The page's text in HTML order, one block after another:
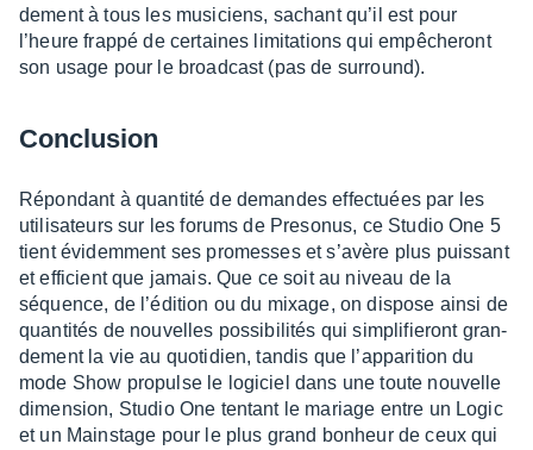
de­ment à tous les musi­ciens, sachant qu’il est pour
l’heure frappé de certaines limi­ta­tions qui empê­che­ront
son usage pour le broad­cast (pas de surround).
Conclu­sion
Répon­dant à quan­tité de demandes effec­tuées par les
utili­sa­teurs sur les forums de Preso­nus, ce Studio One 5
tient évidem­ment ses promesses et s’avère plus puis­sant
et effi­cient que jamais. Que ce soit au niveau de la
séquence, de l’édi­tion ou du mixage, on dispose ainsi de
quan­ti­tés de nouvelles possi­bi­li­tés qui simpli­fie­ront gran­
de­ment la vie au quoti­dien, tandis que l’ap­pa­ri­tion du
mode Show propulse le logi­ciel dans une toute nouvelle
dimen­sion, Studio One tentant le mariage entre un Logic
et un Mains­tage pour le plus grand bonheur de ceux qui